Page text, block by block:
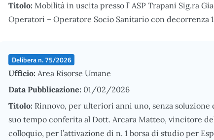
Titolo: Mobilità in uscita presso l’ ASP Trapani Sig.ra
Operatori – Operatore Socio Sanitario con decorrenza
Delibera n. 75/2026
Ufficio: Area Risorse Umane
Data Pubblicazione: 01/02/2026
Titolo: Rinnovo, per ulteriori anni uno, senza
suo tempo conferita al Dott. Arcara Matteo, vincitore
colloquio, per l’attivazione di n. 1 borsa di studio per